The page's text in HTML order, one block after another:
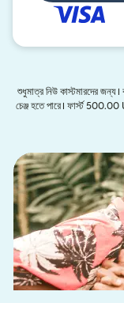
শুধুমাত্র নিউ কাস্টমারদের
চেঞ্জ হতে পারে। ফার্স্ট